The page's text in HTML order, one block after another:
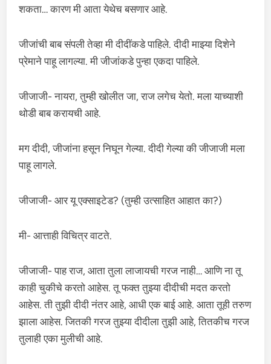
शकता… कारण मी आता येथेच बसणार आहे.
जीजांची बाब संपली तेव्हा मी दीदींकडे पाहिले. दीदी माझ्या दिशेने
प्रेमाने पाहू लागल्या. मी जीजांकडे पुन्हा एकदा पाहिले.
जीजाजी- नायरा, तुम्ही खोलीत जा, राज लगेच येतो. मला याच्याशी
थोडी बाब करायची आहे.
मग दीदी, जीजांना हसून निघून गेल्या. दीदी गेल्या की जीजाजी मला
पाहू लागले.
जीजाजी- आर यू एक्साइटेड? (तुम्ही उत्साहित आहात का?)
मी- आत्ताही विचित्र वाटते.
जीजाजी- पाह राज, आता तुला लाजायची गरज नाही… आणि ना तू
काही चुकीचे करतो आहेस. तू फक्त तुझ्या दीदीची मदत करतो
आहेस. ती तुझी दीदी नंतर आहे, आधी एक बाई आहे. आता तूही तरुण
झाला आहेस. जितकी गरज तुझ्या दीदीला तुझी आहे, तितकीच गरज
तुलाही एका मुलीची आहे.